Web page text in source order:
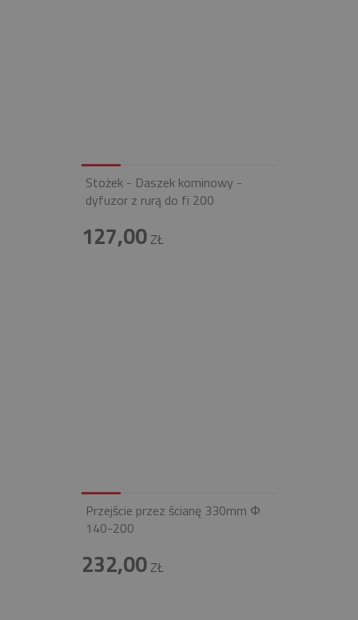
Stożek - Daszek kominowy -
dyfuzor z rurą do fi 200
127,00ZŁ
Przejście przez ścianę 330mm Φ
140-200
232,00ZŁ